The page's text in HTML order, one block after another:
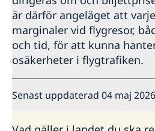
är därför angeläget att
marginaler vid flygresor,
och tid, för att kunna
osäkerheter i flygtrafiken.
Senast uppdaterad 04 maj 2026